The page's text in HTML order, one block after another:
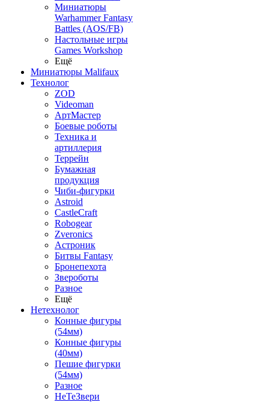
Миниатюры
Warhammer Fantasy
Battles (AOS/FB)
Настольные игры
Games Workshop
Ещё
Миниатюры Malifaux
Технолог
ZOD
Videoman
АртМастер
Боевые роботы
Техника и
артиллерия
Террейн
Бумажная
продукция
Чиби-фигурки
Astroid
CastleCraft
Robogear
Zveronics
Астроник
Битвы Fantasy
Бронепехота
Звероботы
Разное
Ещё
Нетехнолог
Конные фигуры
(54мм)
Конные фигуры
(40мм)
Пешие фигурки
(54мм)
Разное
НеТеЗвери